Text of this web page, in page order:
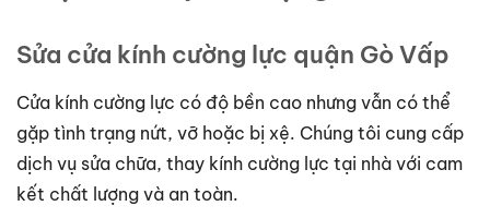
Sửa cửa kính cường lực quận Gò Vấp
Cửa kính cường lực có độ bền cao nhưng vẫn có thể
gặp tình trạng nứt, vỡ hoặc bị xệ. Chúng tôi cung cấp
dịch vụ sửa chữa, thay kính cường lực tại nhà với cam
kết chất lượng và an toàn.